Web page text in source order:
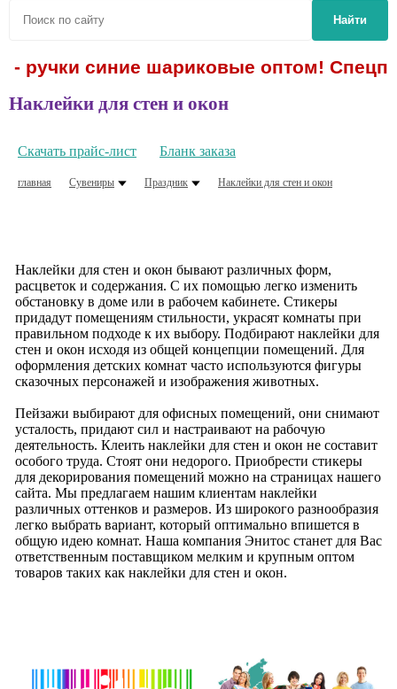
Найти
ручки синие шариковые оптом!
Наклейки для стен и окон
Скачать прайс-лист Бланк заказа
главная Сувениры Праздник Наклейки для стен и окон
Наклейки для стен и окон бывают различных форм,
расцветок и содержания. С их помощью легко изменить
обстановку в доме или в рабочем кабинете. Стикеры
придадут помещениям стильности, украсят комнаты при
правильном подходе к их выбору. Подбирают наклейки для
стен и окон исходя из общей концепции помещений. Для
оформления детских комнат часто используются фигуры
сказочных персонажей и изображения животных.
Пейзажи выбирают для офисных помещений, они снимают
усталость, придают сил и настраивают на рабочую
деятельность. Клеить наклейки для стен и окон не составит
особого труда. Стоят они недорого. Приобрести стикеры
для декорирования помещений можно на страницах нашего
сайта. Мы предлагаем нашим клиентам наклейки
различных оттенков и размеров. Из широкого разнообразия
легко выбрать вариант, который оптимально впишется в
общую идею комнат. Наша компания Энитос станет для Вас
ответственным поставщиком мелким и крупным оптом
товаров таких как наклейки для стен и окон.